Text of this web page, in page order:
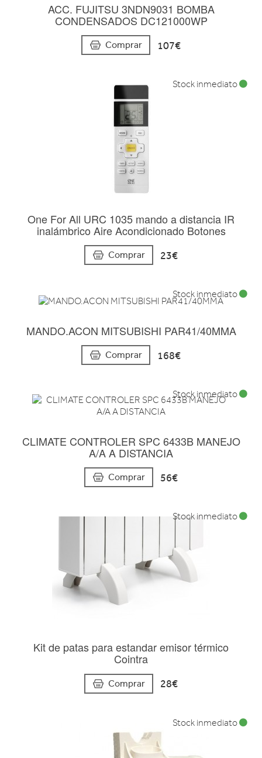
ACC. FUJITSU 3NDN9031 BOMBA
CONDENSADOS DC121000WP
Comprar 107€
One For All URC 1035 mando a distancia IR
inalámbrico Aire Acondicionado Botones
Comprar 23€
Stock inmediato
MANDO.ACON MITSUBISHI PAR41/40MMA
Comprar 168€
Stock inmediato
CLIMATE CONTROLER SPC 6433B MANEJO
A/A A DISTANCIA
Comprar 56€
Stock inmediato
Kit de patas para estandar emisor térmico
Cointra
Comprar 28€
Stock inmediato
Stock inmediato